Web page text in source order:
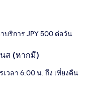
บริการ JPY 500 ต่อวัน
ส (หากมี)
วลา 6:00 น. ถึง เที่ยงคืน